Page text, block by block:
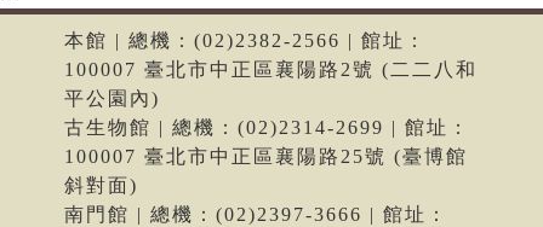
本館 | 總機：(02)2382-2566 | 館址：
100007 臺北市中正區襄陽路2號 (二二八和
平公園內)
古生物館 | 總機：(02)2314-2699 | 館址：
100007 臺北市中正區襄陽路25號 (臺博館
斜對面)
南門館 | 總機：(02)2397-3666 | 館址：